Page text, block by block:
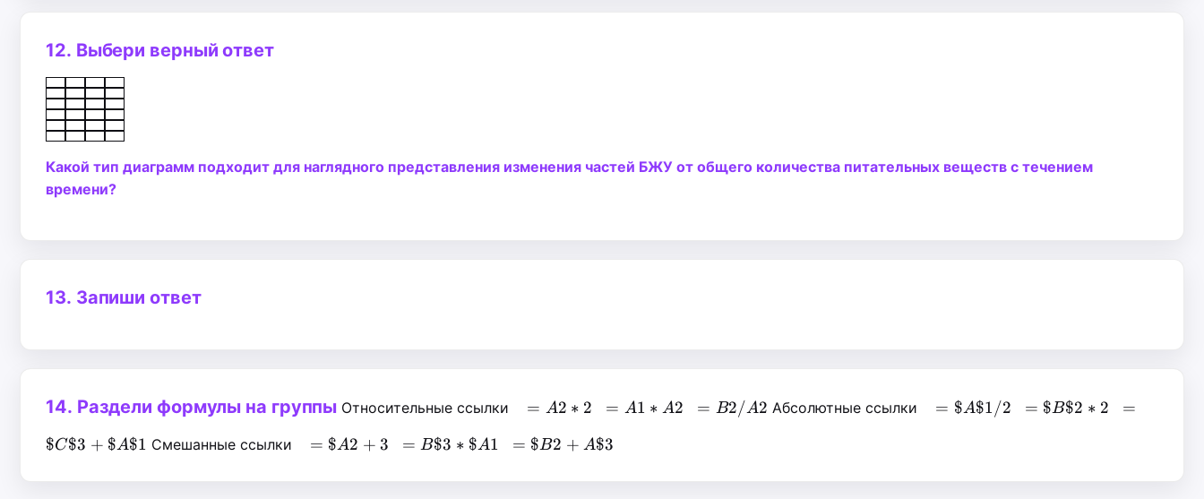
12. Выбери верный ответ
Какой тип диаграмм подходит для наглядного представления изменения частей БЖУ от общего количества питательных веществ с течением
времени?
13. Запиши ответ
14. Раздели формулы на группы Относительные ссылки =A2*2
= A2 ∗ 2 =A1*A2
= A1 ∗ A2 =B2/A2
= B2/A2 Абсолютные ссылки =\$A\$1/2
= $A$1/2 =\$B\$2*2
= $B$2 ∗ 2
=
$C$3 + $A$1 Смешанные ссылки =\$A2+3
= $A2 + 3 =B\$3*\$A1
= B$3 ∗ $A1 =\$B2+A\$3
= $B2 + A$3